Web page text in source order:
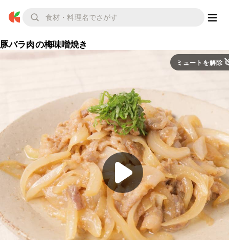
豚バラ肉の梅味噌焼き
ミュートを解除